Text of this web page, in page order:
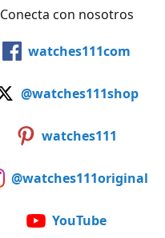
Conecta con nosotros
watches111com
@watches111shop
watches111
@watches111original
YouTube